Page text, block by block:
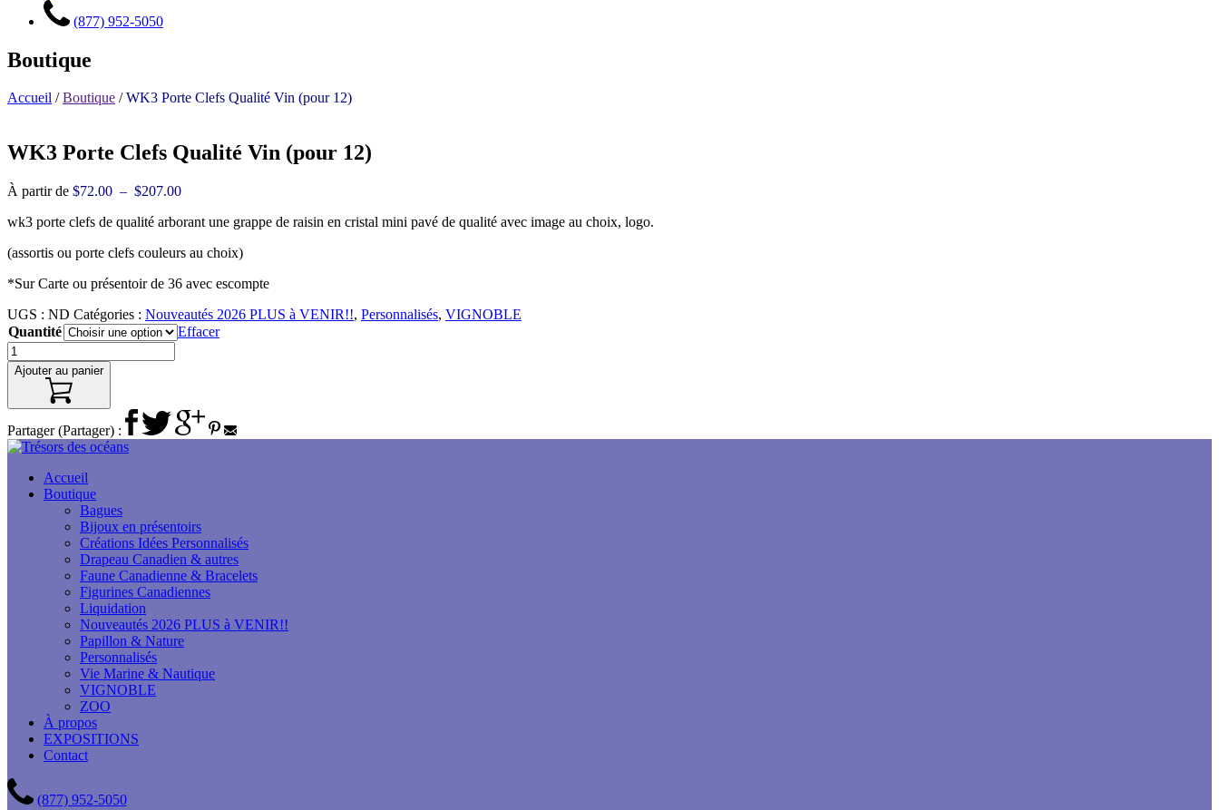
(877) 952-5050
Boutique
Accueil /Boutique /WK3 Porte Clefs Qualité Vin (pour 12)
WK3 Porte Clefs Qualité Vin (pour 12)
À partir de $72.00 – $207.00Plage
prix :
à
wk3 porte clefs de qualité arborant une grappe de raisin en cristal mini pavé de qualité avec image au choix, logo.
(assortis ou porte clefs couleurs au choix)
*Sur Carte ou présentoir de 36 avec escompte
UGS : ND Catégories : Nouveautés 2026 PLUS à VENIR!!, Personnalisés, VIGNOBLE
Quantité
Effacer
Ajouter au panier
Partager (Partager) :
Accueil
Boutique
Bagues
Bijoux en présentoirs
Créations Idées Personnalisés
Drapeau Canadien & autres
Faune Canadienne & Bracelets
Figurines Canadiennes
Liquidation
Nouveautés 2026 PLUS à VENIR!!
Papillon & Nature
Personnalisés
Vie Marine & Nautique
VIGNOBLE
ZOO
À propos
EXPOSITIONS
Contact
(877) 952-5050